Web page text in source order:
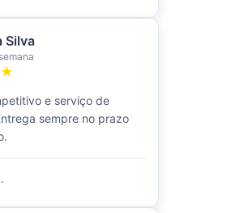
Silva
e serviço de
sempre no prazo